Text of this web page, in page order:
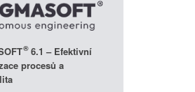
®6.1 – Efektivní
procesů a